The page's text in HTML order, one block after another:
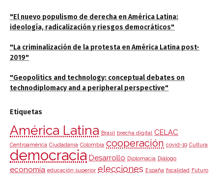
"El nuevo populismo de derecha en América Latina:
ideología, radicalización y riesgos democráticos"
"La criminalización de la protesta en América Latina post-
2019"
"Geopolitics and technology: conceptual debates on
technodiplomacy and a peripheral perspective"
Etiquetas
América Latina Brasil brecha digital CELAC
Centroamérica Ciudadanía Colombia cooperación covid-19 Cultura
democracia Desarrollo Diplomacia Diálogo
economía educación superior elecciones España fiscalidad Futuro